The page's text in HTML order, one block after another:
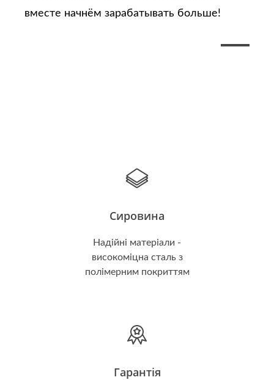
вместе начнём зарабатывать больше!
Сировина
Надійні матеріали -
високоміцна сталь з
полімерним покриттям
Гарантія